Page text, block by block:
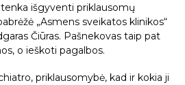
išgyventi priklausomų
„Asmens sveikatos klinikos“
Čiūras. Pašnekovas taip pat
o ieškoti pagalbos.
priklausomybė, kad ir kokia ji